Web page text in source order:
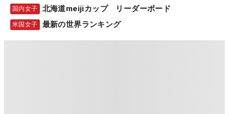
国内女子 北海道meijiカップ リーダーボード
米国女子 最新の世界ランキング